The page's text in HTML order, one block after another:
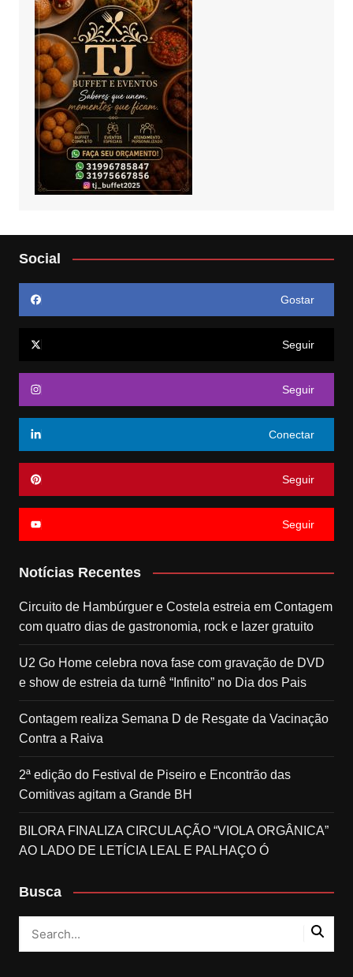
Social
Gostar
Seguir
Seguir
Conectar
Seguir
Seguir
Notícias Recentes
Circuito de Hambúrguer e Costela estreia em Contagem
com quatro dias de gastronomia, rock e lazer gratuito
U2 Go Home celebra nova fase com gravação de DVD
e show de estreia da turnê “Infinito” no Dia dos Pais
Contagem realiza Semana D de Resgate da Vacinação
Contra a Raiva
2ª edição do Festival de Piseiro e Encontrão das
Comitivas agitam a Grande BH
BILORA FINALIZA CIRCULAÇÃO “VIOLA ORGÂNICA”
AO LADO DE LETÍCIA LEAL E PALHAÇO Ó
Busca